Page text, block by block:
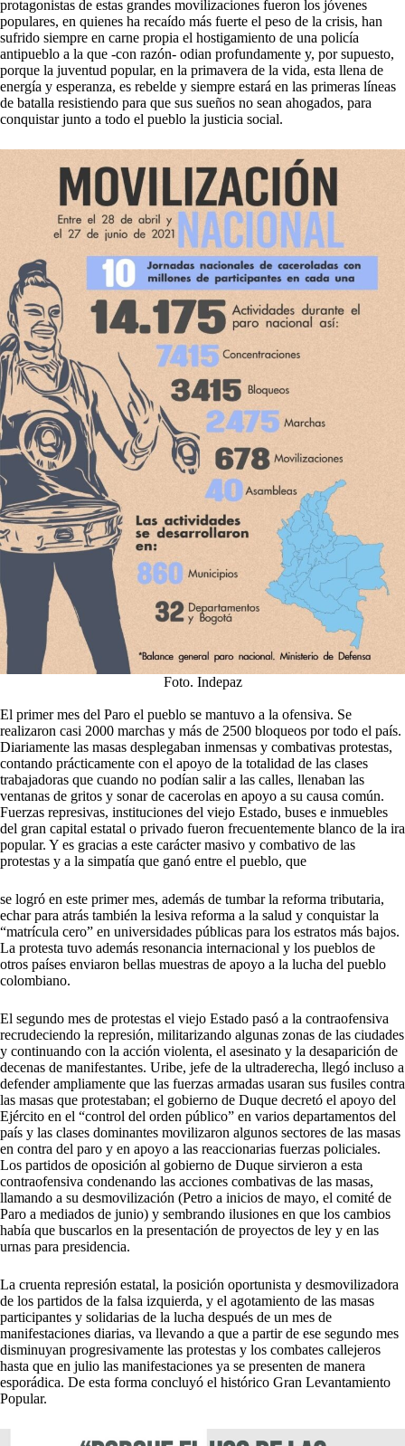
protagonistas de estas grandes movilizaciones fueron los jóvenes
populares, en quienes ha recaído más fuerte el peso de la crisis, han
sufrido siempre en carne propia el hostigamiento de una policía
antipueblo a la que -con razón- odian profundamente y, por supuesto,
porque la juventud popular, en la primavera de la vida, esta llena de
energía y esperanza, es rebelde y siempre estará en las primeras líneas
de batalla resistiendo para que sus sueños no sean ahogados, para
conquistar junto a todo el pueblo la justicia social.
Foto. Indepaz
El primer mes del Paro el pueblo se mantuvo a la ofensiva. Se
realizaron casi 2000 marchas y más de 2500 bloqueos por todo el país.
Diariamente las masas desplegaban inmensas y combativas protestas,
contando prácticamente con el apoyo de la totalidad de las clases
trabajadoras que cuando no podían salir a las calles, llenaban las
ventanas de gritos y sonar de cacerolas en apoyo a su causa común.
Fuerzas represivas, instituciones del viejo Estado, buses e inmuebles
del gran capital estatal o privado fueron frecuentemente blanco de la ira
popular. Y es gracias a este carácter masivo y combativo de las
protestas y a la simpatía que ganó entre el pueblo, que
se logró en este primer mes, además de tumbar la reforma tributaria,
echar para atrás también la lesiva reforma a la salud y conquistar la
“matrícula cero” en universidades públicas para los estratos más bajos.
La protesta tuvo además resonancia internacional y los pueblos de
otros países enviaron bellas muestras de apoyo a la lucha del pueblo
colombiano.
El segundo mes de protestas el viejo Estado pasó a la contraofensiva
recrudeciendo la represión, militarizando algunas zonas de las ciudades
y continuando con la acción violenta, el asesinato y la desaparición de
decenas de manifestantes. Uribe, jefe de la ultraderecha, llegó incluso a
defender ampliamente que las fuerzas armadas usaran sus fusiles contra
las masas que protestaban; el gobierno de Duque decretó el apoyo del
Ejército en el “control del orden público” en varios departamentos del
país y las clases dominantes movilizaron algunos sectores de las masas
en contra del paro y en apoyo a las reaccionarias fuerzas policiales.
Los partidos de oposición al gobierno de Duque sirvieron a esta
contraofensiva condenando las acciones combativas de las masas,
llamando a su desmovilización (Petro a inicios de mayo, el comité de
Paro a mediados de junio) y sembrando ilusiones en que los cambios
había que buscarlos en la presentación de proyectos de ley y en las
urnas para presidencia.
La cruenta represión estatal, la posición oportunista y desmovilizadora
de los partidos de la falsa izquierda, y el agotamiento de las masas
participantes y solidarias de la lucha después de un mes de
manifestaciones diarias, va llevando a que a partir de ese segundo mes
disminuyan progresivamente las protestas y los combates callejeros
hasta que en julio las manifestaciones ya se presenten de manera
esporádica. De esta forma concluyó el histórico Gran Levantamiento
Popular.